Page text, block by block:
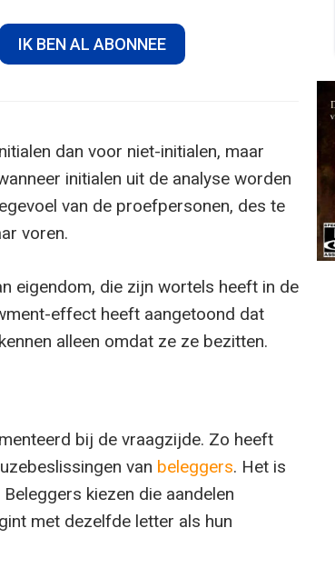
IK BEN AL ABONNEE
dan voor niet-initialen, maar
initialen uit de analyse worden
van de proefpersonen, des te
voren.
eigendom, die zijn wortels heeft in de
effect heeft aangetoond dat
alleen omdat ze ze bezitten.
bij de vraagzijde. Zo heeft
van beleggers. Het is
kiezen die aandelen
met dezelfde letter als hun